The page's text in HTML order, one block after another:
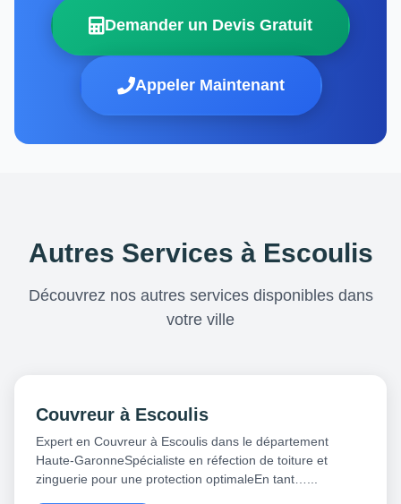
Demander un Devis Gratuit
Appeler Maintenant
Autres Services à Escoulis
Découvrez nos autres services disponibles dans
votre ville
Couvreur à Escoulis
Expert en Couvreur à Escoulis dans le département
Haute-GaronneSpécialiste en réfection de toiture et
zinguerie pour une protection optimaleEn tant…...